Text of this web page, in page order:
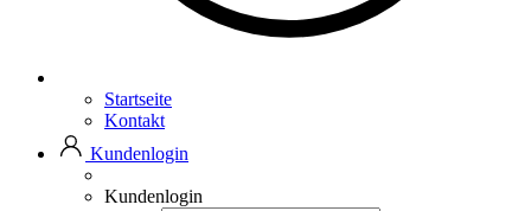
Startseite
Kontakt
Kundenlogin
Kundenlogin